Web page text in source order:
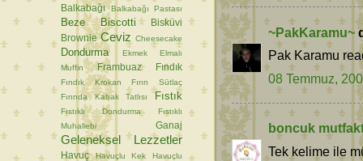
~PakKaramu~
Pak Karamu
08 Temmuz,
boncuk
Tek kelime ile
Balkabağı Balkabağı Pastası
Beze Biscotti
Bisküvi
Brownie Ceviz Cheesecake
Dondurma Ekmek
Elmalı
Muffin
Frambuaz Fındık
Fındık Krokan
Fırın Sütlaç
Fırında Kabak Tatlısı
Fıstık
Fıstıklı Dondurma
Fıstıklı
Muhallebi
Ganaj
Geleneksel Lezzetler
Havuç Havuçlu Kek
Havuçlu